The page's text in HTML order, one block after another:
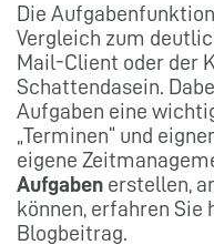
Die
Vergleich zum
Mail-Client oder der
Schattendasein.
Aufgaben eine
„Terminen“ und
eigene
Aufgaben erstellen,
können, erfahren Sie
Blogbeitrag.